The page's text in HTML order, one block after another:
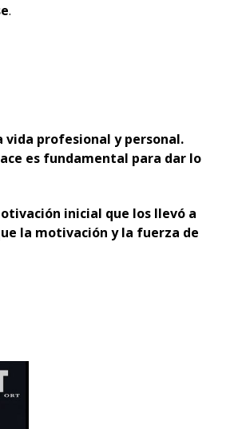
.
vida profesional y personal.
es fundamental para dar lo
inicial que los llevó a
la motivación y la fuerza de